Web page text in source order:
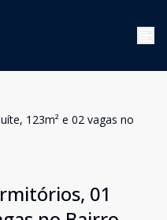
123m² e 02 vagas no
01